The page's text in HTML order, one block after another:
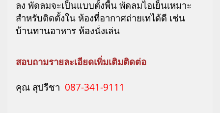
ลง พัดลมจะเป็นแบบตั้งพื้น พัดลมไอเย็นเหมาะ
สำหรับติดตั้งใน ห้องที่อากาศถ่ายเทได้ดี เช่น
บ้านทานอาหาร ห้องนั่งเล่น
สอบถามรายละเอียดเพิ่มเติมติดต่อ
คุณ สุปรีชา 087-341-9111